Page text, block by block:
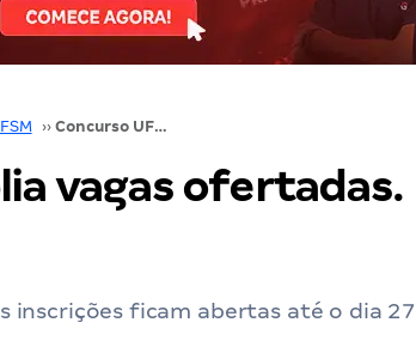
›› Concurso UFSM amplia vagas ofertadas. Veja!
vagas ofertadas.
inscrições ficam abertas até o dia 27